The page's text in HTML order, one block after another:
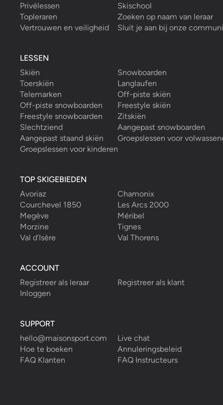
Privélessen
Skischool
Topleraren
Zoeken op naam van leraar
Vertrouwen en veiligheid
Sluit je aan bij onze
LESSEN
Skiën
Snowboarden
Toerskiën
Langlaufen
Telemarken
Off-piste skiën
Off-piste snowboarden
Freestyle skiën
Freestyle snowboarden
Zitskiën
Slechtziend
Aangepast snowboarden
Aangepast staand skiën
Groepslessen voor
Groepslessen voor kinderen
TOP SKIGEBIEDEN
Avoriaz
Chamonix
Courchevel 1850
Les Arcs 2000
Megève
Méribel
Morzine
Tignes
Val d’Isère
Val Thorens
ACCOUNT
Registreer als leraar
Registreer als klant
Inloggen
SUPPORT
hello@maisonsport.com
Live chat
Hoe te boeken
Annuleringsbeleid
FAQ Klanten
FAQ Instructeurs